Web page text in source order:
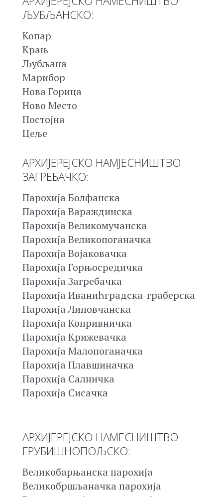
ЉУБЉАНСКО:
Копар
Крањ
Љубљана
Марибор
Нова Горица
Ново Место
Постојна
Цеље
АРХИЈЕРЕЈСКО НАМЈЕСНИШТВО
ЗАГРЕБАЧКО:
Парохија Болфанска
Парохија Вараждинска
Парохија Великомучанска
Парохија Великопоганачка
Парохија Војаковачка
Парохија Горњосредичка
Парохија Загребачка
Парохија Иванићградска-граберска
Парохија Липовчанска
Парохија Копривничка
Парохија Крижевачка
Парохија Малопоганачка
Парохија Плавшиначка
Парохија Салничка
Парохија Сисачка
АРХИЈЕРЕЈСКО НАМЕСНИШТВО
ГРУБИШНОПОЉСКО:
Великобарњанска парохија
Великобршљаначка парохија